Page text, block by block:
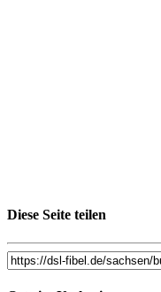
Diese Seite teilen